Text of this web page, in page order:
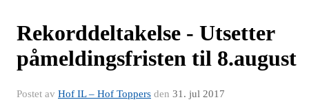
Rekorddeltakelse - Utsetter
påmeldingsfristen til 8.august
Postet av Hof IL – Hof Toppers den 31. jul 2017